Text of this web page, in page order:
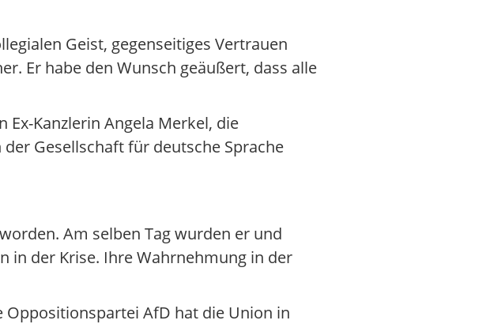
Geist, gegenseitiges Vertrauen
Er habe den Wunsch geäußert, dass alle
Ex-Kanzlerin Angela Merkel, die
Gesellschaft für deutsche Sprache
Am selben Tag wurden er und
in der Krise. Ihre Wahrnehmung in der
Oppositionspartei AfD hat die Union in